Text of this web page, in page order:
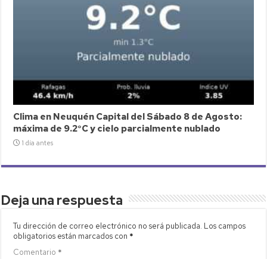
Clima en Neuquén Capital del Sábado 8 de Agosto:
máxima de 9.2°C y cielo parcialmente nublado
1 día antes
Deja una respuesta
Tu dirección de correo electrónico no será publicada. Los campos
obligatorios están marcados con *
Comentario *